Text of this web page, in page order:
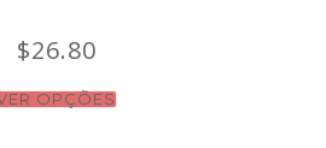
$26.80
OPÇÕES